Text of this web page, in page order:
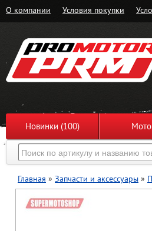
О компании Условия покупки
Новинки (100)
Главная » Запчасти и аксессуары »